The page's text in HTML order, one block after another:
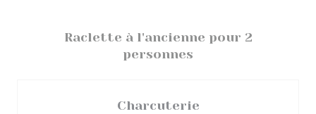
Raclette à l'ancienne pour 2
personnes
Charcuterie